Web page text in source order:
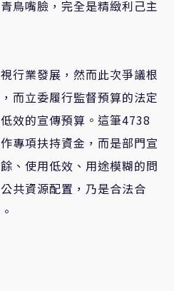
鳥嘴臉，完全是精緻利己主
行業發展，然而此次爭議根
而立委履行監督預算的法定
效的宣傳預算。這筆4738
專項扶持資金，而是部門宣
、使用低效、用途模糊的問
共資源配置，乃是合法合